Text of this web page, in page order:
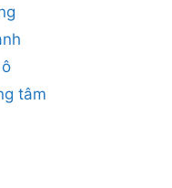
tâm